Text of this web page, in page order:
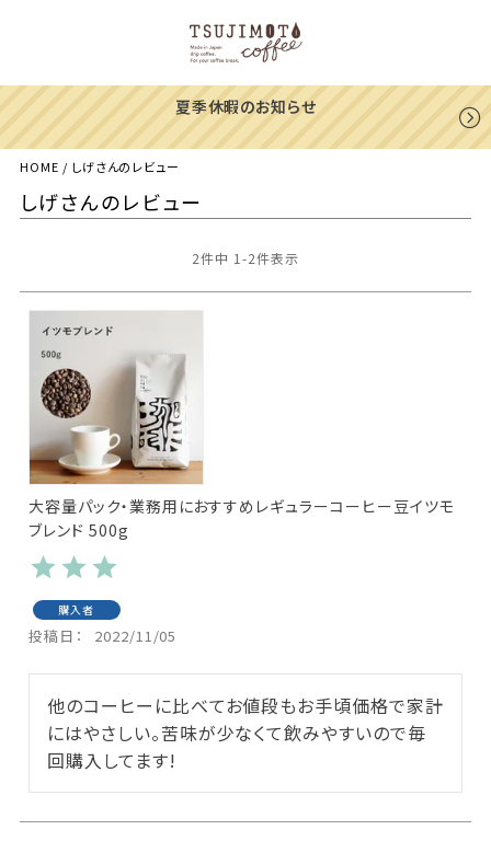
一部地域への配送遅延のご案内
HOME しげさんのレビュー
しげさんのレビュー
2件中 1 -2件表示
大容量パック・業務用におすすめレギュラーコーヒー豆イツモ
ブレンド 500g
購入者
投稿日 2022/11/05
他のコーヒーに比べてお値段もお手頃価格で家計
にはやさしい。苦味が少なくて飲みやすいので毎
回購入してます!